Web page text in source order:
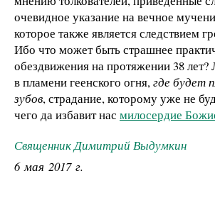
очевидное указание на вечное
которое также является следствием
Ибо что может быть страшнее
обездвижения на протяжении 38
в пламени геенского огня,где будет
зубов, страдание, которому уже не
чего да избавит нас милосердие
Священник Димитрий Выдумкин
6 мая 2017 г.